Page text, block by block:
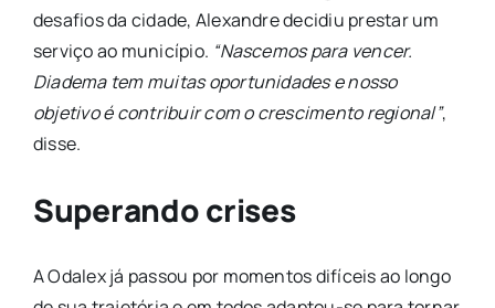
desafios da cidade, Alexandre decidiu prestar um
serviço ao município. “Nascemos para vencer.
Diadema tem muitas oportunidades e nosso
objetivo é contribuir com o crescimento regional”,
disse.
Superando crises
A Odalex já passou por momentos difíceis ao longo